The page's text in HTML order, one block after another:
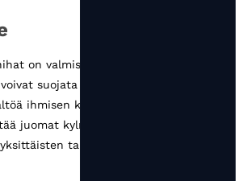
on valmistettu kierrätettävästä
suojata käsiä palovammoilta ja
ihmisen käsien lämmöltä, kun
juomat kylminä mahdollisimman
tapettikuppiemme kanssa